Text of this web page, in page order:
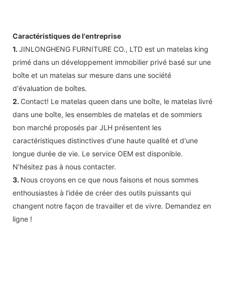
Caractéristiques de l'entreprise
1. JINLONGHENG FURNITURE CO., LTD est un matelas king
primé dans un développement immobilier privé basé sur une
boîte et un matelas sur mesure dans une société
d'évaluation de boîtes.
2. Contact! Le matelas queen dans une boîte, le matelas livré
dans une boîte, les ensembles de matelas et de sommiers
bon marché proposés par JLH présentent les
caractéristiques distinctives d'une haute qualité et d'une
longue durée de vie. Le service OEM est disponible.
N'hésitez pas à nous contacter.
3. Nous croyons en ce que nous faisons et nous sommes
enthousiastes à l’idée de créer des outils puissants qui
changent notre façon de travailler et de vivre. Demandez en
ligne !